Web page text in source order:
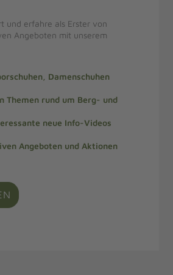
und erfahre als Erster von
Angeboten mit unserem
Damenschuhen
Themen rund um Berg- und
neue Info-Videos
Angeboten und Aktionen